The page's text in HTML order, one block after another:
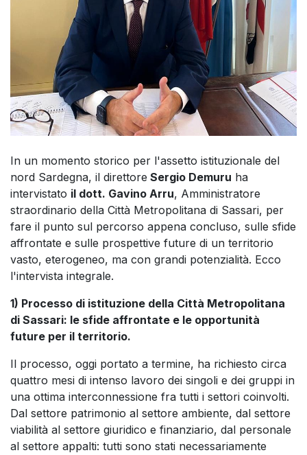
In un momento storico per l'assetto istituzionale del
nord Sardegna, il direttore Sergio Demuru ha
intervistato il dott. Gavino Arru, Amministratore
straordinario della Città Metropolitana di Sassari, per
fare il punto sul percorso appena concluso, sulle sfide
affrontate e sulle prospettive future di un territorio
vasto, eterogeneo, ma con grandi potenzialità. Ecco
l'intervista integrale.
1) Processo di istituzione della Città Metropolitana
di Sassari: le sfide affrontate e le opportunità
future per il territorio.
Il processo, oggi portato a termine, ha richiesto circa
quattro mesi di intenso lavoro dei singoli e dei gruppi in
una ottima interconnessione fra tutti i settori coinvolti.
Dal settore patrimonio al settore ambiente, dal settore
viabilità al settore giuridico e finanziario, dal personale
al settore appalti: tutti sono stati necessariamente